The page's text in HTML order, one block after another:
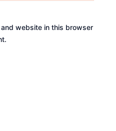
and website in this browser